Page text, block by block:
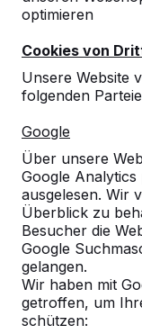
optimieren
Cookies von
Unsere Website
folgenden
Google
Über unsere
Google
ausgelesen. Wir
Überblick zu
Besucher die
Google
gelangen.
Wir haben mit
getroffen, um
schützen:
9
Guten Tag,
vielen Dank für
Lieferung der
Die Kinder in
schon fleißig.